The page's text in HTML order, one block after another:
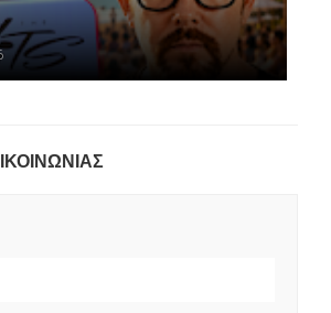
πιθανούς συντρόφους τους
July 16, 2026